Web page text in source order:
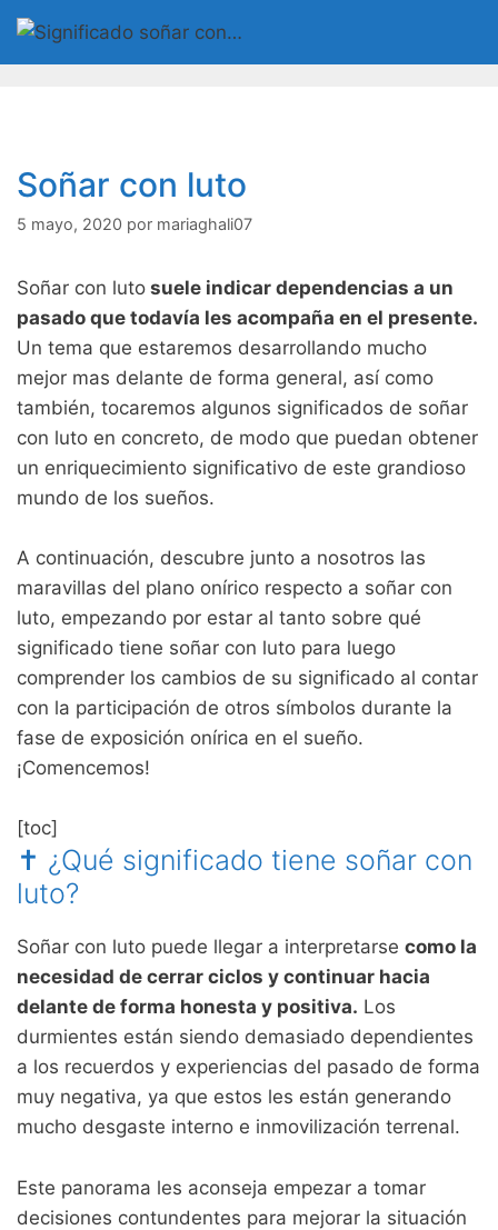
Saltar
Soñar con luto
5 mayo, 2020 por mariaghali07
Soñar con luto suele indicar dependencias a un
pasado que todavía les acompaña en el presente.
Un tema que estaremos desarrollando mucho
mejor mas delante de forma general, así como
también, tocaremos algunos significados de soñar
con luto en concreto, de modo que puedan obtener
un enriquecimiento significativo de este grandioso
mundo de los sueños.
A continuación, descubre junto a nosotros las
maravillas del plano onírico respecto a soñar con
luto, empezando por estar al tanto sobre qué
significado tiene soñar con luto para luego
comprender los cambios de su significado al contar
con la participación de otros símbolos durante la
fase de exposición onírica en el sueño.
¡Comencemos!
[toc]
✝ ¿Qué significado tiene soñar con
luto?
Soñar con luto puede llegar a interpretarse como la
necesidad de cerrar ciclos y continuar hacia
delante de forma honesta y positiva. Los
durmientes están siendo demasiado dependientes
a los recuerdos y experiencias del pasado de forma
muy negativa, ya que estos les están generando
mucho desgaste interno e inmovilización terrenal.
Este panorama les aconseja empezar a tomar
decisiones contundentes para mejorar la situación